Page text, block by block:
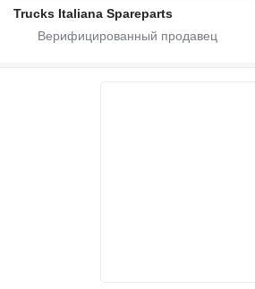
Trucks Italiana Spareparts